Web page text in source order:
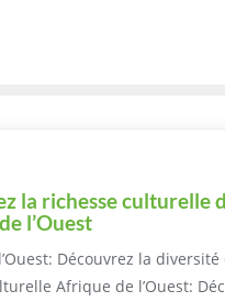
la richesse culturelle
l’Ouest
Découvrez la diversité
Afrique de l’Ouest: